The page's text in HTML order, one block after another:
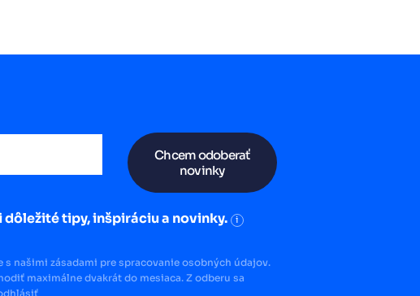
Chcem odoberať
novinky
tipy, inšpiráciu a novinky. i
našimi zásadami pre spracovanie osobných údajov.
maximálne dvakrát do mesiaca. Z odberu sa